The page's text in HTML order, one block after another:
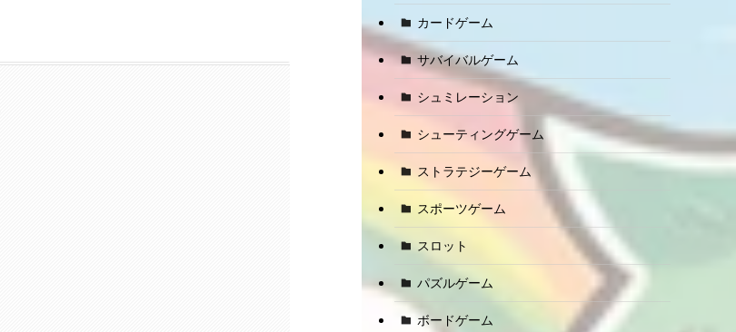
カードゲーム
サバイバルゲーム
シュミレーション
シューティングゲーム
ストラテジーゲーム
スポーツゲーム
スロット
パズルゲーム
ボードゲーム